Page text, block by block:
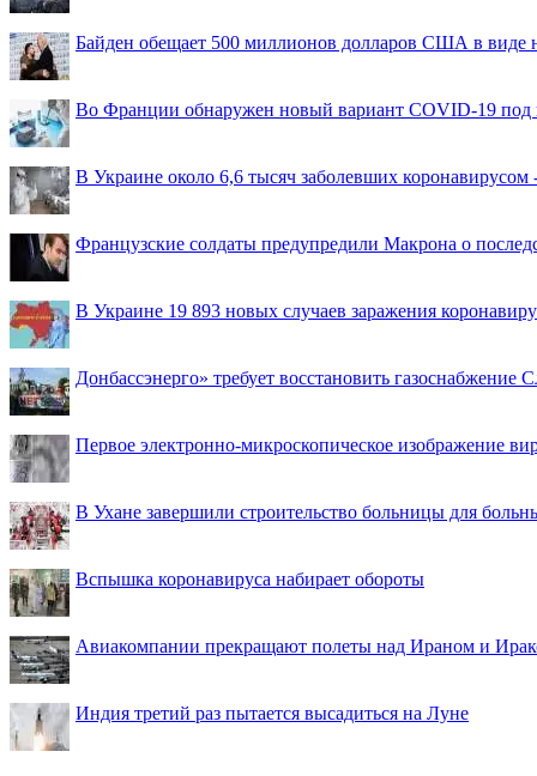
Байден обещает 500 миллионов долларов США в
Во Франции обнаружен новый вариант COVID-19 под
В Украине около 6,6 тысяч заболевших коронавирусом
Французские солдаты предупредили Макрона о
В Украине 19 893 новых случаев заражения
Донбассэнерго» требует восстановить газоснабжение
Первое электронно-микроскопическое изображение
В Ухане завершили строительство больницы для
Вспышка коронавируса набирает обороты
Авиакомпании прекращают полеты над Ираном и
Индия третий раз пытается высадиться на Луне